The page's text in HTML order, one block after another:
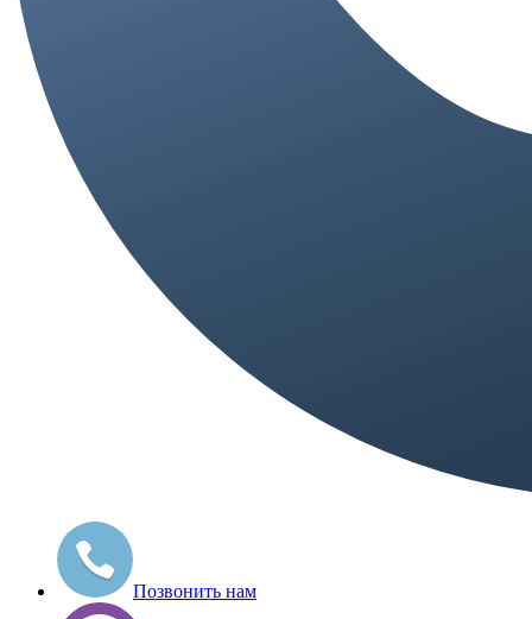
Позвонить нам